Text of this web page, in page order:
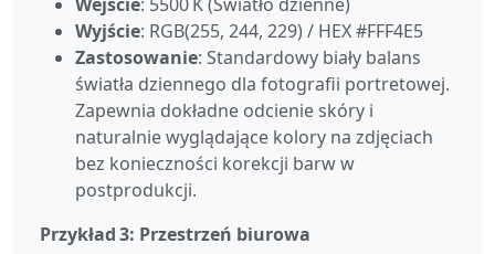
Wyjście: RGB(255, 244, 229) / HEX #FFF4E5
Zastosowanie: Standardowy biały balans
światła dziennego dla fotografii portretowej.
Zapewnia dokładne odcienie skóry i
naturalnie wyglądające kolory na zdjęciach
bez konieczności korekcji barw w
postprodukcji.
Przykład 3: Przestrzeń biurowa